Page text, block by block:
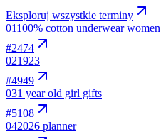
Eksploruj wszystkie terminy
01100% cotton underwear women
#2474
021923
#4949
031 year old girl gifts
#5108
042026 planner